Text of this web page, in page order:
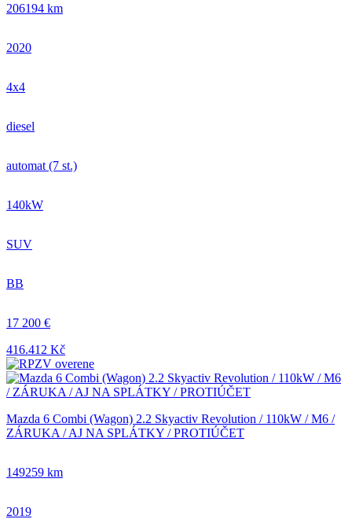
206194 km
2020
4x4
diesel
automat (7 st.)
140kW
SUV
BB
17 200 €
416.412 Kč
Mazda 6 Combi (Wagon) 2.2 Skyactiv Revolution / 110kW / M6 /
ZÁRUKA / AJ NA SPLÁTKY / PROTIÚČET
149259 km
2019